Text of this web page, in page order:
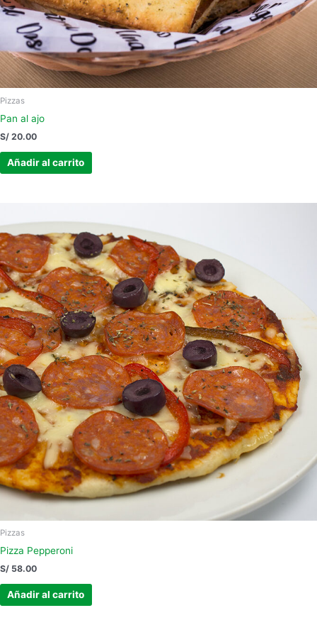
Pizzas
Pan al ajo
S/ 20.00
Añadir al carrito
Pizzas
Pizza Pepperoni
S/ 58.00
Añadir al carrito